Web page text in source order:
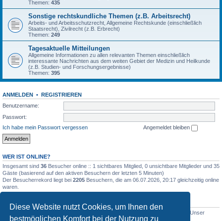
Diese Website nutzt Cookies, um Ihnen den
bestmöglichen Komfort bei der Nutzung zu
Themen: 435
Sonstige rechtskundliche Themen (z.B. Arbeitsrecht)
Arbeits- und Arbeitsschutzrecht, Allgemeine Rechtskunde (einschließlich
Staatsrecht), Zivilrecht (z.B. Erbrecht)
Themen: 249
Tagesaktuelle Mitteilungen
Allgemeine Informationen zu allen relevanten Themen einschließlich
interessante Nachrichten aus dem weiten Gebiet der Medizin und Heilkunde
(z.B. Studien- und Forschungsergebnisse)
Themen: 395
ANMELDEN • REGISTRIEREN
Benutzername:
Passwort:
Ich habe mein Passwort vergessen
Angemeldet bleiben
WER IST ONLINE?
Insgesamt sind 36 Besucher online :: 1 sichtbares Mitglied, 0 unsichtbare Mitglieder und 35
Gäste (basierend auf den aktiven Besuchern der letzten 5 Minuten)
Der Besucherrekord liegt bei 2205 Besuchern, die am 06.07.2026, 20:17 gleichzeitig online
waren.
STATISTIK
• Themen insgesamt
• Unser
neuestes Mitglied:WernerSchell